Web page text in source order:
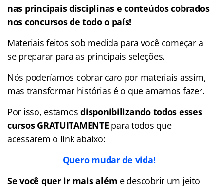
nas principais disciplinas e conteúdos cobrados
nos concursos de todo o país!
Materiais feitos sob medida para você começar a
se preparar para as principais seleções.
Nós poderíamos cobrar caro por materiais assim,
mas transformar histórias é o que amamos fazer.
Por isso, estamos disponibilizando todos esses
cursos GRATUITAMENTE para todos que
acessarem o link abaixo:
Quero mudar de vida!
Se você quer ir mais além e descobrir um jeito